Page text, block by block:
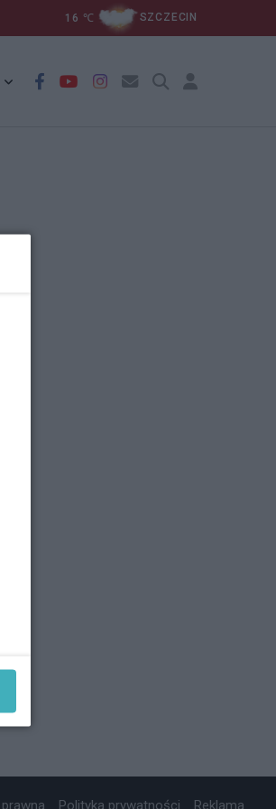
16 ℃ SZCZECIN
Polityka prywatności Reklama